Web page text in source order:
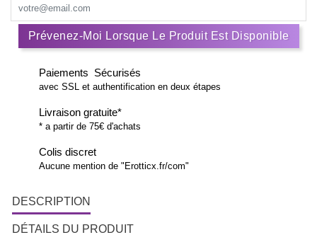
Prévenez-Moi Lorsque Le Produit Est Disponible
Paiements Sécurisés
avec SSL et authentification en deux étapes
Livraison gratuite*
* a partir de 75€ d'achats
Colis discret
Aucune mention de "Erotticx.fr/com"
DESCRIPTION
DÉTAILS DU PRODUIT